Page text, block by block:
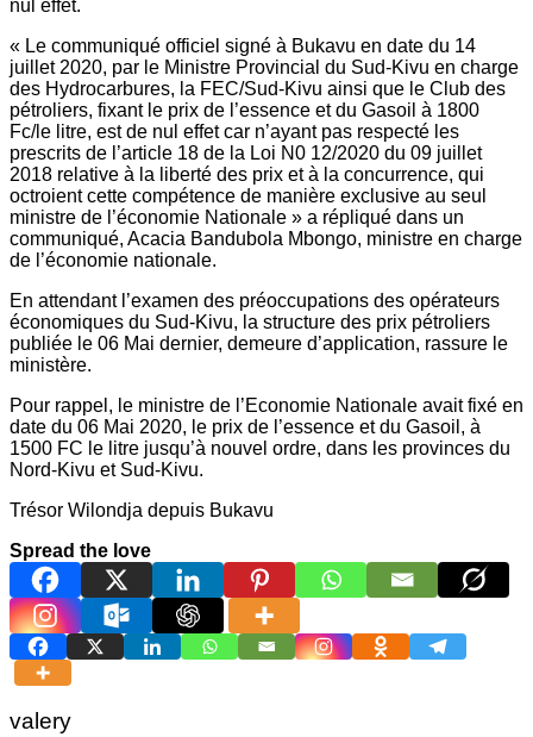
nul effet.
« Le communiqué officiel signé à Bukavu en date du 14
juillet 2020, par le Ministre Provincial du Sud-Kivu en charge
des Hydrocarbures, la FEC/Sud-Kivu ainsi que le Club des
pétroliers, fixant le prix de l’essence et du Gasoil à 1800
Fc/le litre, est de nul effet car n’ayant pas respecté les
prescrits de l’article 18 de la Loi N0 12/2020 du 09 juillet
2018 relative à la liberté des prix et à la concurrence, qui
octroient cette compétence de manière exclusive au seul
ministre de l’économie Nationale » a répliqué dans un
communiqué, Acacia Bandubola Mbongo, ministre en charge
de l’économie nationale.
En attendant l’examen des préoccupations des opérateurs
économiques du Sud-Kivu, la structure des prix pétroliers
publiée le 06 Mai dernier, demeure d’application, rassure le
ministère.
Pour rappel, le ministre de l’Economie Nationale avait fixé en
date du 06 Mai 2020, le prix de l’essence et du Gasoil, à
1500 FC le litre jusqu’à nouvel ordre, dans les provinces du
Nord-Kivu et Sud-Kivu.
Trésor Wilondja depuis Bukavu
Spread the love
valery